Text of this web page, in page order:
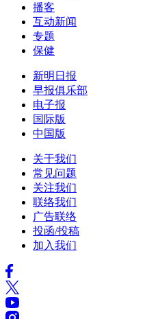
播客
互动新闻
专题
保健
新明日报
早报俱乐部
电子报
国际版
中国版
关于我们
常见问题
关注我们
联络我们
广告联络
投函/投稿
加入我们